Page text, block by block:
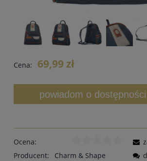
Cena: 69,99 zł
powiadom o dostępności
Ocena:
Producent:
Charm & Shape